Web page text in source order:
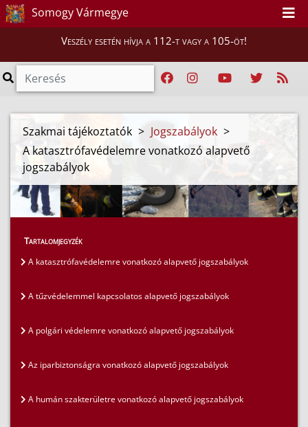
Somogy Vármegye
Veszély esetén hívja a 112-t vagy a 105-öt!
Szakmai tájékoztatók > Jogszabályok >
A katasztrófavédelemre vonatkozó alapvető
jogszabályok
Tartalomjegyzék
A katasztrófavédelemre vonatkozó alapvető jogszabályok
A tűzvédelemmel kapcsolatos alapvető jogszabályok
A polgári védelemre vonatkozó alapvető jogszabályok
Az iparbiztonságra vonatkozó alapvető jogszabályok
A humán szakterületre vonatkozó alapvető jogszabályok